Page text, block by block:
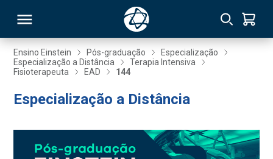
Ensino Einstein Pós-graduação
Especialização
Especialização a Distância
Terapia Intensiva
Fisioterapeuta
EAD 144
Especialização a Distância